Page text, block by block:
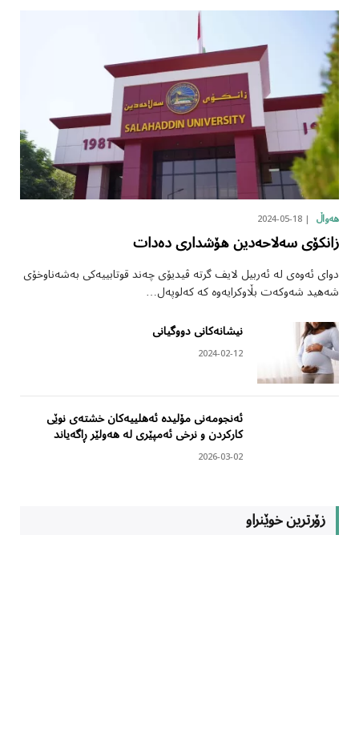
هەواڵ 2024-05-18
زانکۆی سەلاحەدین هۆشداری دەدات
دوای ئەوەی لە ئەربیل لایف گرتە ڤیدیۆی چەند قوتابییەکی بەشەناوخۆی
شەهید شەوکەت بڵاوکرایەوە کە کەلوپەل…
نیشانەکانی دووگیانی
2024-02-12
ئەنجومەنی مۆلیدە ئەهلییەکان خشتەی نوێی
کارکردن و نرخی ئەمپێری لە هەولێر ڕاگەیاند
2026-03-02
زۆرترین خوێنراو